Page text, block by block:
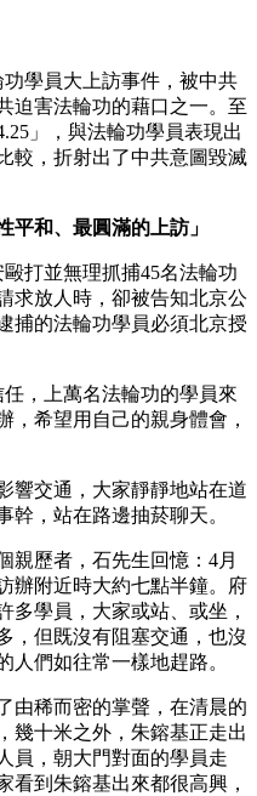
學員大上訪事件，被中共
迫害法輪功的藉口之一。至
」，與法輪功學員表現出
較，折射出了中共意圖毀滅
平和、最圓滿的上訪」
打並無理抓捕45名法輪功
求放人時，卻被告知北京公
捕的法輪功學員必須北京授
，上萬名法輪功的學員來
，希望用自己的親身體會，
響交通，大家靜靜地站在道
幹，站在路邊抽菸聊天。
親歷者，石先生回憶：4月
辦附近時大約七點半鐘。府
多學員，大家或站、或坐，
，但既沒有阻塞交通，也沒
人們如往常一樣地趕路。
由稀而密的掌聲，在清晨的
幾十米之外，朱鎔基正走出
員，朝大門對面的學員走
看到朱鎔基出來都很高興，